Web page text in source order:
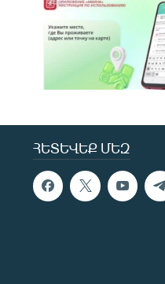
ՀԵՏԵՎԵՔ ՄԵԶ